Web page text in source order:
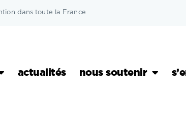
dans toute la France
actualités nous soutenir